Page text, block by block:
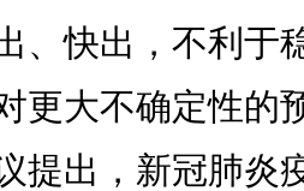
、快出，不利于
更大不确定性的
提出，新冠肺炎